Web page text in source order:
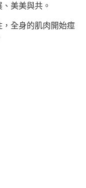
美美與共。
，全身的肌肉開始痙